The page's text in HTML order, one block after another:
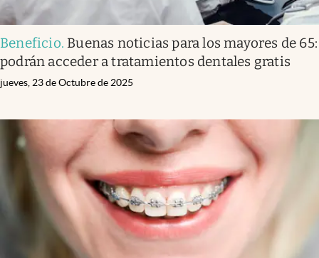
Beneficio. Buenas noticias para los mayores de 65:
podrán acceder a tratamientos dentales gratis
jueves, 23 de Octubre de 2025